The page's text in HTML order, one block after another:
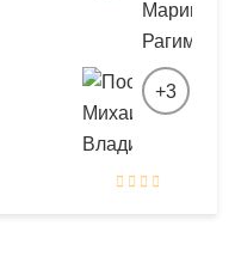
+3